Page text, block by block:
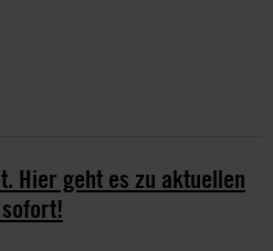
Hier geht es zu aktuellen